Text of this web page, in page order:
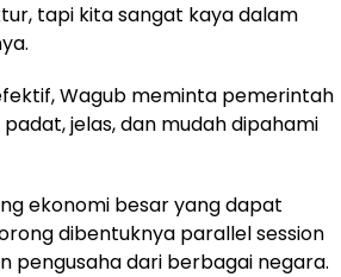
tapi kita sangat kaya dalam
Wagub meminta pemerintah
jelas, dan mudah dipahami
ekonomi besar yang dapat
dibentuknya parallel session
pengusaha dari berbagai negara.